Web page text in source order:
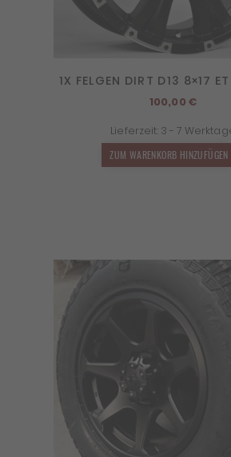
1X FELGEN DIRT D13 8×17
100,00 €
Lieferzeit: 3 - 7
ZUM WARENKORB HINZUFÜGEN